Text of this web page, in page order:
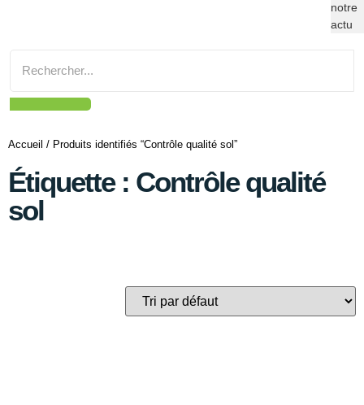
notre
actu
Accueil / Produits identifiés “Contrôle qualité sol”
Étiquette : Contrôle qualité
sol